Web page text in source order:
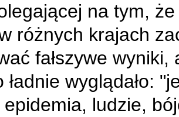
na tym, że
różnych krajach
fałszywe wyniki,
ładnie wyglądało:
ludzie,